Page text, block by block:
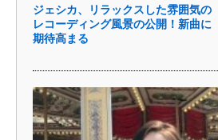
ジェシカ、リラックスした雰囲気の
レコーディング風景の公開！新曲に
期待高まる